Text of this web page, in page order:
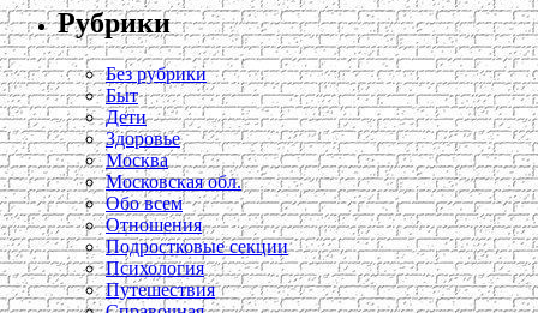
Рубрики
Без рубрики
Быт
Дети
Здоровье
Москва
Московская обл.
Обо всем
Отношения
Подростковые секции
Психология
Путешествия